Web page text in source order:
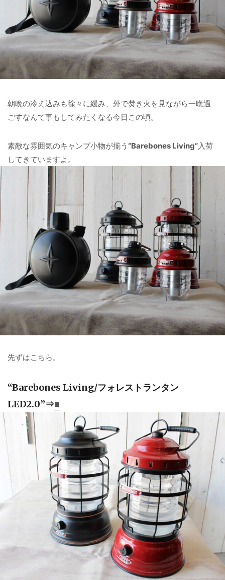
朝晩の冷え込みも徐々に緩み、外で焚き火を見ながら一晩過
ごすなんて事もしてみたくなる今日この頃。
素敵な雰囲気のキャンプ小物が揃う “Barebones Living”入荷
してきていますよ。
先ずはこちら。
“Barebones Living/フォレストランタン
LED2.0”⇒■